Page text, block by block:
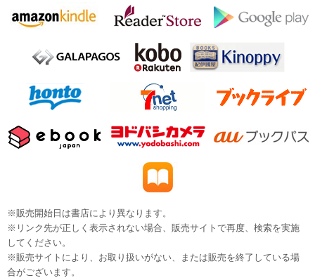
※販売開始日は書店により異なります。
※リンク先が正しく表示されない場合、販売サイトで再度、検索を実施
してください。
※販売サイトにより、お取り扱いがない、または販売を終了している場
合がございます。